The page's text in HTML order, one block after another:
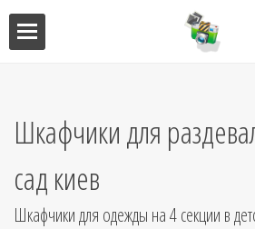
Шкафчики для
сад киев
Шкафчики для одежды на 4 секции в